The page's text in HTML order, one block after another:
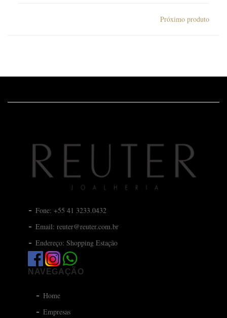
Próximo produto
Fone: +55 41 3233.0432
Email: reuter@reuter.com.br
Endereço: Shopping Estação
NAVEGAÇÃO
Home
Empresas